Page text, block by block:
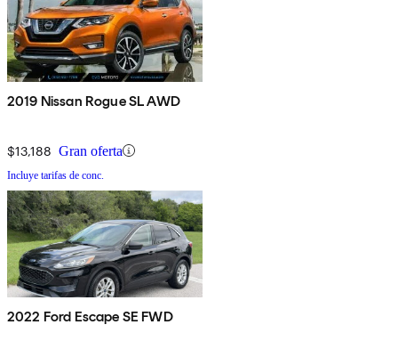
2019 Nissan Rogue SL AWD
$13,188 Gran oferta
Incluye tarifas de conc.
2022 Ford Escape SE FWD